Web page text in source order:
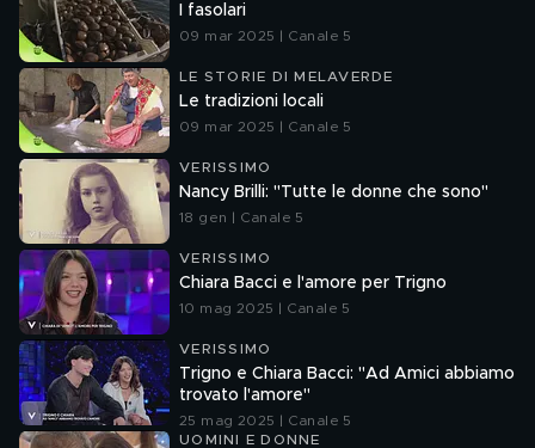
I fasolari
09 mar 2025 | Canale 5
LE STORIE DI MELAVERDE
Le tradizioni locali
09 mar 2025 | Canale 5
VERISSIMO
Nancy Brilli: "Tutte le donne che sono"
18 gen | Canale 5
VERISSIMO
Chiara Bacci e l'amore per Trigno
10 mag 2025 | Canale 5
VERISSIMO
Trigno e Chiara Bacci: "Ad Amici abbiamo
trovato l'amore"
25 mag 2025 | Canale 5
UOMINI E DONNE